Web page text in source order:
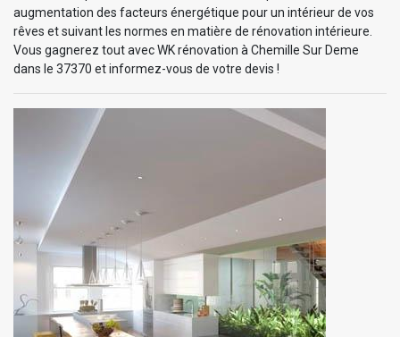
augmentation des facteurs énergétique pour un intérieur de vos
rêves et suivant les normes en matière de rénovation intérieure.
Vous gagnerez tout avec WK rénovation à Chemille Sur Deme
dans le 37370 et informez-vous de votre devis !